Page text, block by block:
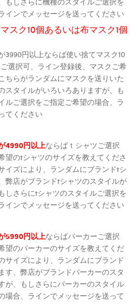
インでメッセージを送ってください
スク10個あるいは布マスク1個
3990円以上ならば使い捨てマスク10
選択可、ライン登録後、マスクご希
ちらがランダムにマスクを送りいた
スタイルがいろいろありますが、も
ルご選択をご指定ご希望の場合、ラ
てください
4990円以上ならばｔシャツご選択
望のtシャツのサイズを教えてくださ
イズにより、ランダムにブランドtシ
弊店がブランドtシャツのスタイルが
しさらにtシャツのスタイルご選択を
インでメッセージを送ってください
5990円以上ならばパーカーご選択
望のパーカーのサイズを教えてくだ
サイズにより、ランダムにブランド
す、弊店がブランドパーカーのスタ
が、もしさらにパーカーのスタイル
場合、ラインでメッセージを送って